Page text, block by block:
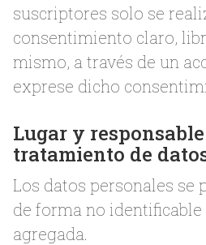
suscriptores solo se
consentimiento claro,
mismo, a través de un
exprese dicho
Lugar y
tratamiento de
Los datos personales se
de forma no
agregada.